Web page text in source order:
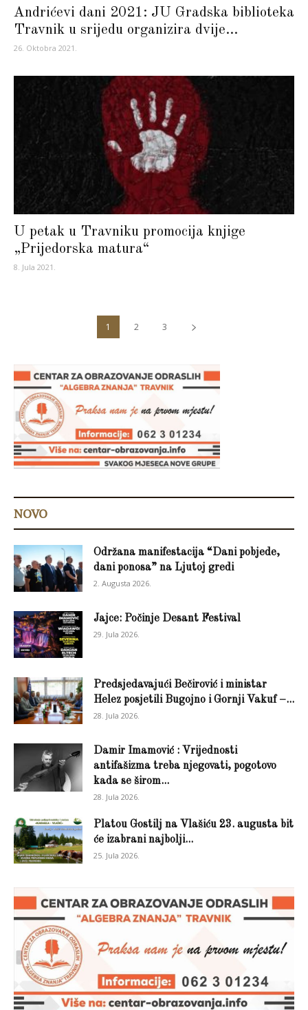
Andrićevi dani 2021: JU Gradska biblioteka
Travnik u srijedu organizira dvije...
26. Oktobra 2021.
U petak u Travniku promocija knjige
„Prijedorska matura“
8. Jula 2021.
1 2 3
NOVO
Održana manifestacija “Dani pobjede,
dani ponosa” na Ljutoj gredi
2. Augusta 2026.
Jajce: Počinje Desant Festival
29. Jula 2026.
Predsjedavajući Bečirović i ministar
Helez posjetili Bugojno i Gornji Vakuf –...
28. Jula 2026.
Damir Imamović : Vrijednosti
antifašizma treba njegovati, pogotovo
kada se širom...
28. Jula 2026.
Platou Gostilj na Vlašiću 23. augusta bit
će izabrani najbolji...
25. Jula 2026.